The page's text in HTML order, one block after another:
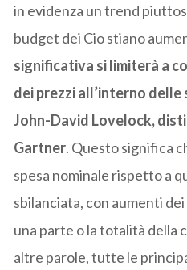
in evidenza un trend
budget dei Cio stiano
significativa si limiterà a
dei prezzi all’interno
John-David Lovelock,
Gartner. Questo significa
spesa nominale rispetto a
sbilanciata, con aumenti
una parte o la totalità della
altre parole, tutte le